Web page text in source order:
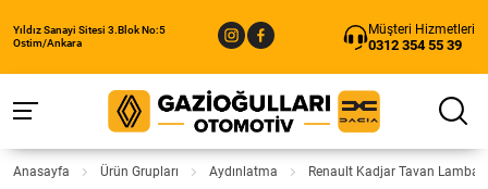
Yıldız Sanayi Sitesi 3.Blok No:5
Ostim/Ankara
Müşteri Hizmetleri
0312 354 55 39
Anasayfa Ürün Grupları Aydınlatma Renault Kadjar Tavan